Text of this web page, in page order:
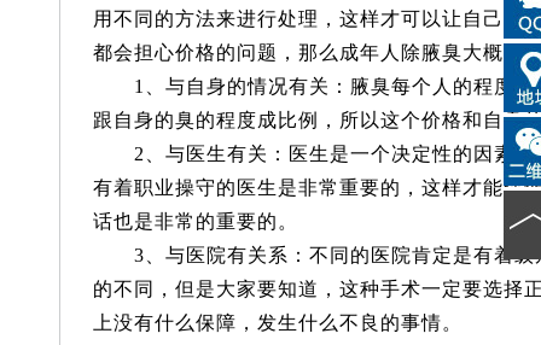
用不同的方法来进行处理，这样才可以让自己不
都会担心价格的问题，那么成年人除腋臭大概多
1、与自身的情况有关：腋臭每个人的程度不
跟自身的臭的程度成比例，所以这个价格和自身
2、与医生有关：医生是一个决定性的因素，
有着职业操守的医生是非常重要的，这样才能保
话也是非常的重要的。
3、与医院有关系：不同的医院肯定是有着级
的不同，但是大家要知道，这种手术一定要选择
上没有什么保障，发生什么不良的事情。